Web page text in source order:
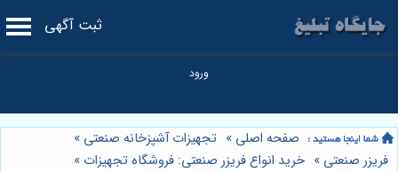
ثبت آگهی
صفحه اصلی » تجهیزات آشپزخانه صنعتی »
فریزر صنعتی » خرید انواع فریزر صنعتی: فروشگاه تجهیزات »